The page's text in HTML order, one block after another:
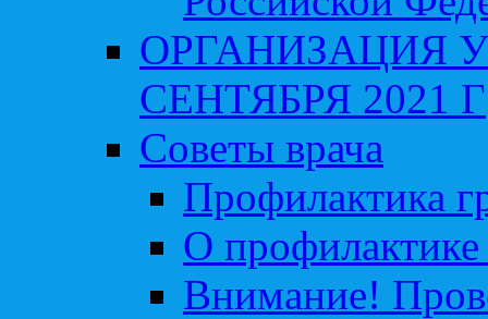
ОРГАНИЗАЦИЯ
СЕНТЯБРЯ 2021 Г
Советы врача
Профилактика
О профилактике
Внимание!